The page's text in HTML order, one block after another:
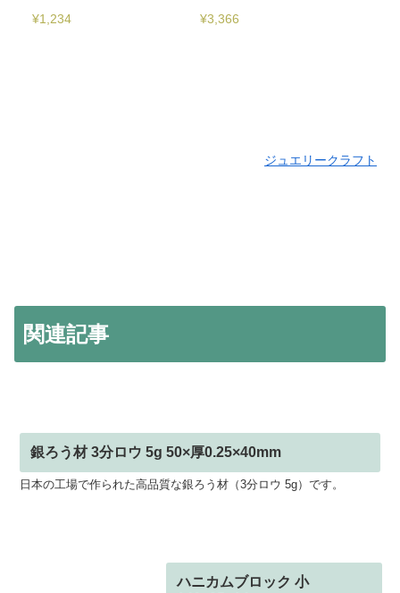
¥1,234 ¥3,366
ジュエリークラフト
関連記事
銀ろう材 3分ロウ 5g 50×厚0.25×40mm
日本の工場で作られた高品質な銀ろう材（3分ロウ 5g）です。
ハニカムブロック 小